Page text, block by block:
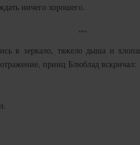
ничего хорошего.
***
в зеркало, тяжело дыша и
принц Блюблад вскричал: